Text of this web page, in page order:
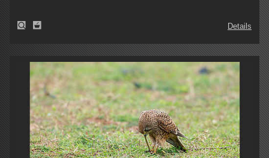
Details